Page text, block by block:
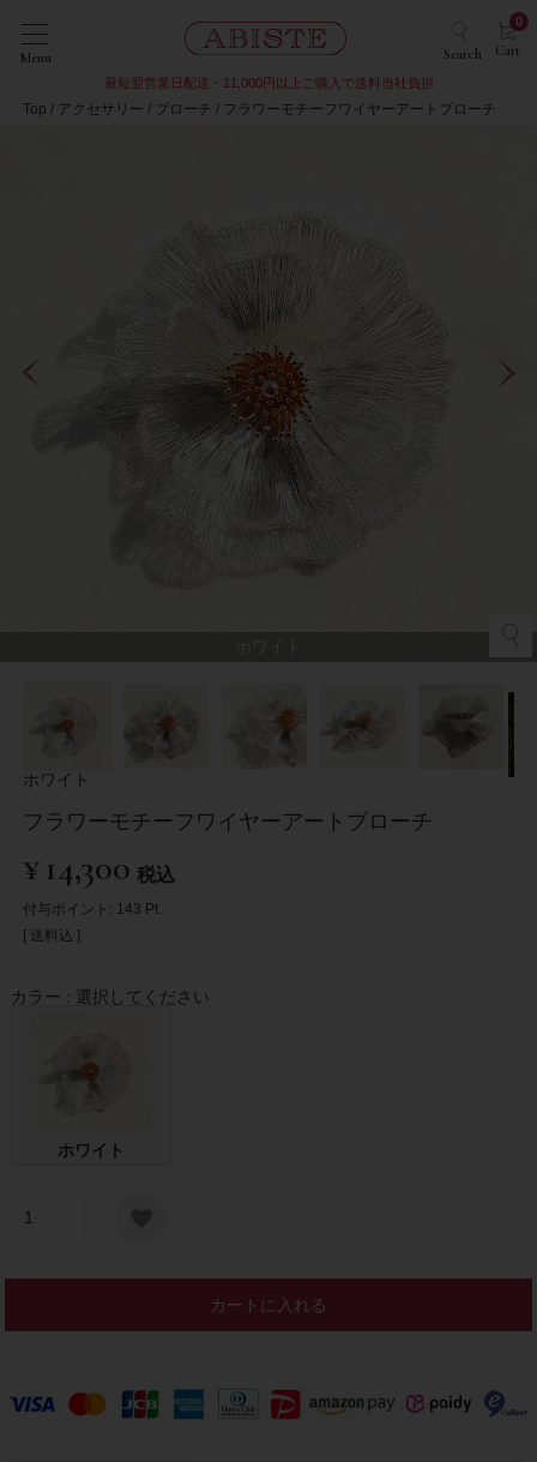
Menu Search Cart
0
最短翌営業日配送・11,000円以上ご購入で送料当社負担
Top アクセサリー ブローチ フラワーモチーフワイヤーアートブローチ
ホワイト
フラワーモチーフワイヤーアートブローチ
¥14,300 税込
付与ポイント: 143 Pt.
送料込
カラー 選択してください
ホワイト
カートに入れる